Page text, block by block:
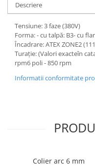
Descriere
Tensiune: 3 faze (380V)
Forma: - cu talpă: B3-
Încadrare: ATEX ZONE2
Turație: (Valori exacteîn
rpm6 poli - 850 rpm
Informatii conformitate
Colier arc 6 mm